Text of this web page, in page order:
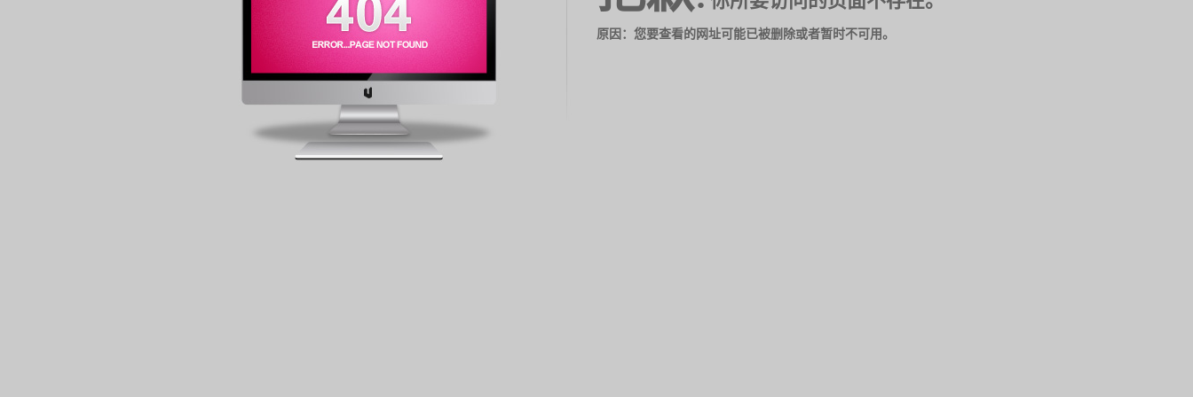
原因：您要查看的网址可能已被删除或者暂时不可用。